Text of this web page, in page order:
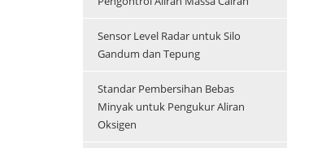
Sensor Level Radar untuk Silo
Gandum dan Tepung
Standar Pembersihan Bebas
Minyak untuk Pengukur Aliran
Oksigen